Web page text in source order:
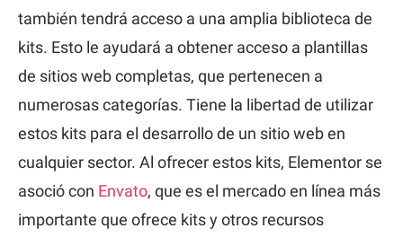
también tendrá acceso a una amplia biblioteca de
kits. Esto le ayudará a obtener acceso a plantillas
de sitios web completas, que pertenecen a
numerosas categorías. Tiene la libertad de utilizar
estos kits para el desarrollo de un sitio web en
cualquier sector. Al ofrecer estos kits, Elementor se
asoció con Envato, que es el mercado en línea más
importante que ofrece kits y otros recursos